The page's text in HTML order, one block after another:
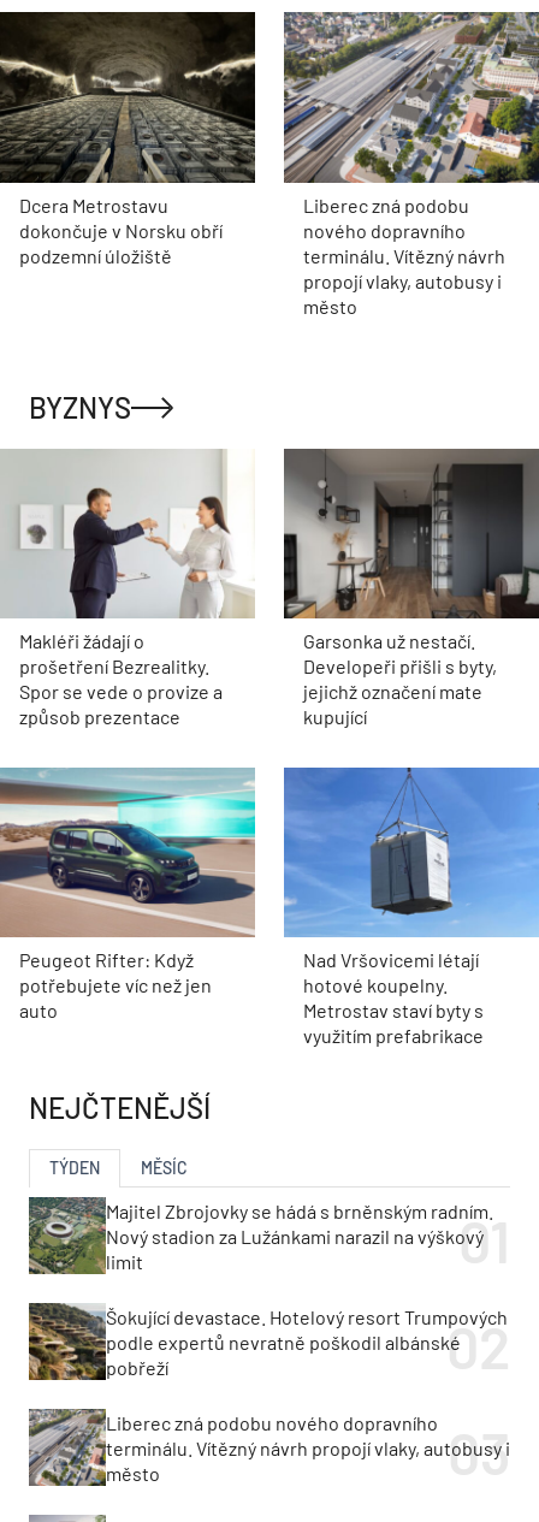
Dcera Metrostavu
dokončuje v Norsku obří
podzemní úložiště
Liberec zná podobu
nového dopravního
terminálu. Vítězný návrh
propojí vlaky, autobusy i
město
BYZNYS
Makléři žádají o
prošetření Bezrealitky.
Spor se vede o provize a
způsob prezentace
Garsonka už nestačí.
Developeři přišli s byty,
jejichž označení mate
kupující
Peugeot Rifter: Když
potřebujete víc než jen
auto
Nad Vršovicemi létají
hotové koupelny.
Metrostav staví byty s
využitím prefabrikace
NEJČTENĚJŠÍ
TÝDEN MĚSÍC
Majitel Zbrojovky se hádá s brněnským radním.
Nový stadion za Lužánkami narazil na výškový
limit
Šokující devastace. Hotelový resort Trumpových
podle expertů nevratně poškodil albánské
pobřeží
Liberec zná podobu nového dopravního
terminálu. Vítězný návrh propojí vlaky, autobusy i
město